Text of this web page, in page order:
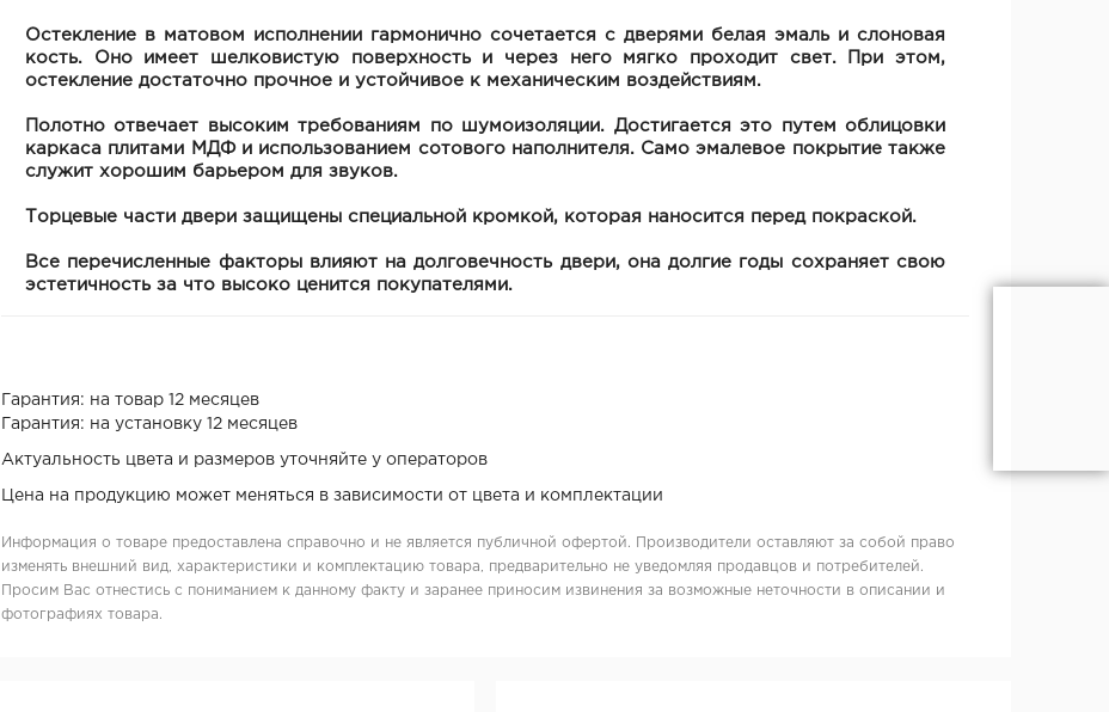
Остекление в матовом исполнении гармонично сочетается с дверями белая эмаль и слоновая
кость. Оно имеет шелковистую поверхность и через него мягко проходит свет. При этом,
остекление достаточно прочное и устойчивое к механическим воздействиям.
Полотно отвечает высоким требованиям по шумоизоляции. Достигается это путем облицовки
каркаса плитами МДФ и использованием сотового наполнителя. Само эмалевое покрытие также
служит хорошим барьером для звуков.
Торцевые части двери защищены специальной кромкой, которая наносится перед покраской.
Все перечисленные факторы влияют на долговечность двери, она долгие годы сохраняет свою
эстетичность за что высоко ценится покупателями.
Гарантия: на товар 12 месяцев
Гарантия: на установку 12 месяцев
Актуальность цвета и размеров уточняйте у операторов
Цена на продукцию может меняться в зависимости от цвета и комплектации
Информация о товаре предоставлена справочно и не является публичной офертой. Производители оставляют за собой право
изменять внешний вид, характеристики и комплектацию товара, предварительно не уведомляя продавцов и потребителей.
Просим Вас отнестись с пониманием к данному факту и заранее приносим извинения за возможные неточности в описании и
фотографиях товара.